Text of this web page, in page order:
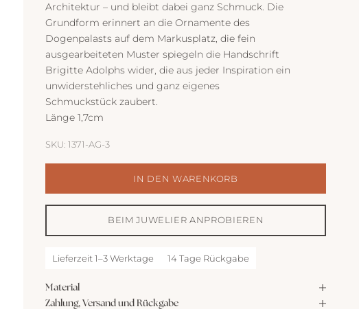
Architektur – und bleibt dabei ganz Schmuck. Die
Grundform erinnert an die Ornamente des
Dogenpalasts auf dem Markusplatz, die fein
ausgearbeiteten Muster spiegeln die Handschrift
Brigitte Adolphs wider, die aus jeder Inspiration ein
unwiderstehliches und ganz eigenes
Schmuckstück zaubert.
Länge 1,7cm
SKU: 1371-AG-3
IN DEN WARENKORB
BEIM JUWELIER ANPROBIEREN
Lieferzeit 1–3 Werktage 14 Tage Rückgabe
Material
Zahlung, Versand und Rückgabe